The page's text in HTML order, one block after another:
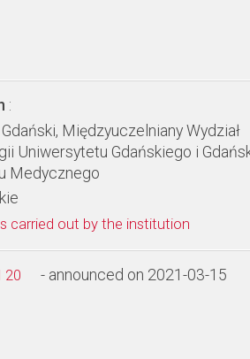
:
Międzyuczelniany Wydział
Uniwersytetu Gdańskiego i
Medycznego
carried out by the institution
20 - announced on 2021-03-15